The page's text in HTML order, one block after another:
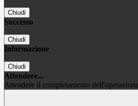
Chiudi
Successo
Chiudi
Informazione
Chiudi
Attendere...
Attendere il completamento